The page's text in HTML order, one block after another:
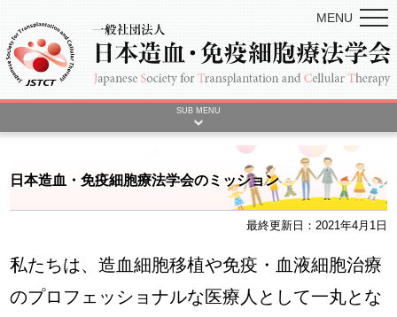
MENU
SUB MENU
日本造血・免疫細胞療法学会のミッション
最終更新日：2021年4月1日
私たちは、造血細胞移植や免疫・血液細胞治療
のプロフェッショナルな医療人として一丸とな